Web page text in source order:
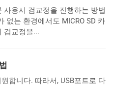
사용시 검교정을 진행하는 방법
없는 환경에서도 MICRO SD 카
검교정을...
합니다. 따라서, USB포트로 다